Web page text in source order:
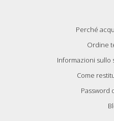
Perché
Ordine
Informazioni sullo
Come
Password